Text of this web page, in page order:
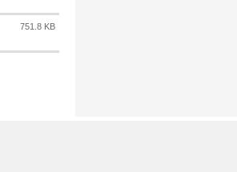
751.8 KB